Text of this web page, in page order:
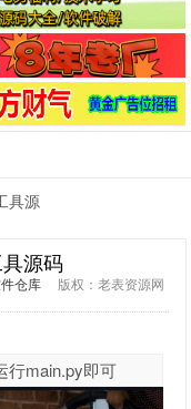
具源
源码
仓库 版权：老表资源网
行main.py即可